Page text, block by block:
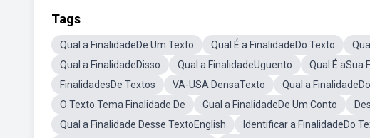
Tags
Qual a FinalidadeDe Um Texto Qual É a FinalidadeDo Texto
Qual a FinalidadeDisso
Qual a FinalidadeUguento Qual É aSua
FinalidadesDe Textos
VA-USA DensaTexto Qual a
O Texto Tema Finalidade De
Gual a FinalidadeDe Um Conto
Qual a Finalidade Desse TextoEnglish
Identificar a FinalidadeDo